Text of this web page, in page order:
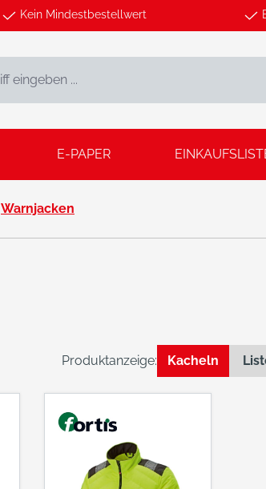
Kein Mindestbestellwert
E-PAPER
Warnjacken
Produktanzeige: Kacheln